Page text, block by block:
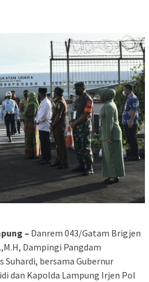
– Danrem 043/Gatam Brigjen
Dampingi Pangdam
Suhardi, bersama Gubernur
dan Kapolda Lampung Irjen Pol